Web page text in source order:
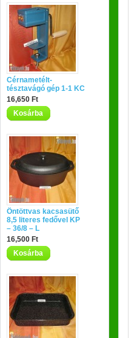
Cérnametélt-
tésztavágó gép 1-1 KC
16,650 Ft
Kosárba
Öntöttvas kacsasütő
8,5 literes fedővel KP
– 36/8 – L
16,500 Ft
Kosárba